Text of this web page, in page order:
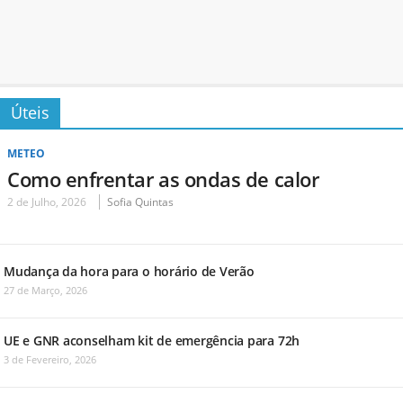
Úteis
METEO
Como enfrentar as ondas de calor
2 de Julho, 2026 Sofia Quintas
Mudança da hora para o horário de Verão
27 de Março, 2026
UE e GNR aconselham kit de emergência para 72h
3 de Fevereiro, 2026